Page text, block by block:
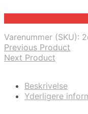
Varenummer (SKU):
Previous Product
Next Product
Beskrivelse
Yderligere